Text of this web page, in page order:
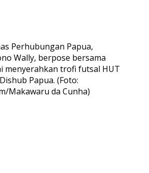
Perhubungan Papua,
Wally, berpose bersama
menyerahkan trofi futsal HUT
Papua. (Foto:
Makawaru da Cunha)